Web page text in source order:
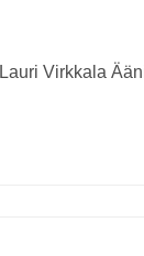
Lauri Virkkala